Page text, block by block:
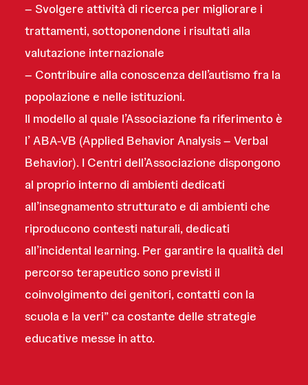
– Svolgere attività di ricerca per migliorare i
trattamenti, sottoponendone i risultati alla
valutazione internazionale
– Contribuire alla conoscenza dell’autismo fra la
popolazione e nelle istituzioni.
Il modello al quale l’Associazione fa riferimento è
l’ ABA-VB (Applied Behavior Analysis – Verbal
Behavior). I Centri dell’Associazione dispongono
al proprio interno di ambienti dedicati
all’insegnamento strutturato e di ambienti che
riproducono contesti naturali, dedicati
all’incidental learning. Per garantire la qualità del
percorso terapeutico sono previsti il
coinvolgimento dei genitori, contatti con la
scuola e la veri” ca costante delle strategie
educative messe in atto.